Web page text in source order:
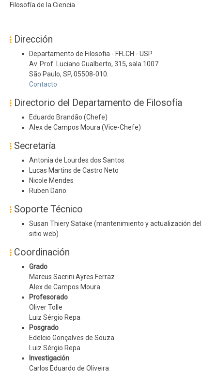
Filosofía de la Ciencia.
Dirección
Departamento de Filosofia - FFLCH - USP
Av. Prof. Luciano Gualberto, 315, sala 1007
São Paulo, SP, 05508-010.
Contacto
Directorio del Departamento de Filosofía
Eduardo Brandão (Chefe)
Alex de Campos Moura (Vice-Chefe)
Secretaría
Antonia de Lourdes dos Santos
Lucas Martins de Castro Neto
Nicole Mendes
Ruben Dario
Soporte Técnico
Susan Thiery Satake (mantenimiento y actualización del
sitio web)
Coordinación
Grado
Marcus Sacrini Ayres Ferraz
Alex de Campos Moura
Profesorado
Oliver Tolle
Luiz Sérgio Repa
Posgrado
Edelcio Gonçalves de Souza
Luiz Sérgio Repa
Investigación
Carlos Eduardo de Oliveira